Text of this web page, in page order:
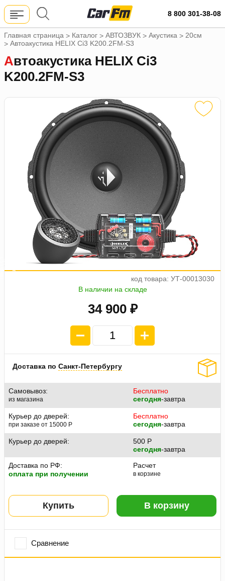
8 800 301-38-08
Главная страница > Каталог > АВТОЗВУК > Акустика > 20см
> Автоакустика HELIX Ci3 K200.2FM-S3
Автоакустика HELIX Ci3
K200.2FM-S3
код товара: УТ-00013030
В наличии на складе
34 900 ₽
а
5
Доставка по Санкт-Петербургу
Самовывоз:
из магазина
Бесплатно
сегодня-завтра
Курьер до дверей:
при заказе от 15000 P
Бесплатно
сегодня-завтра
Курьер до дверей: 500 P
сегодня-завтра
Доставка по РФ:
оплата при получении
Расчет
в корзине
Купить В корзину
Сравнение